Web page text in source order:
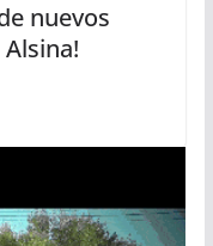
nuevos